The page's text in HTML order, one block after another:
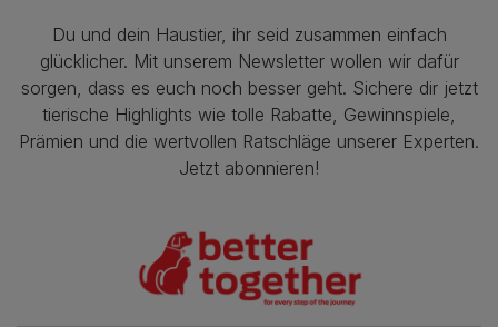
Du und dein Haustier, ihr seid zusammen einfach
glücklicher. Mit unserem Newsletter wollen wir dafür
sorgen, dass es euch noch besser geht. Sichere dir jetzt
tierische Highlights wie tolle Rabatte, Gewinnspiele,
Prämien und die wertvollen Ratschläge unserer Experten.
Jetzt abonnieren!